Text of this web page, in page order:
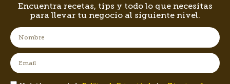
Encuentra recetas, tips y todo lo que necesitas
para llevar tu negocio al siguiente nivel.